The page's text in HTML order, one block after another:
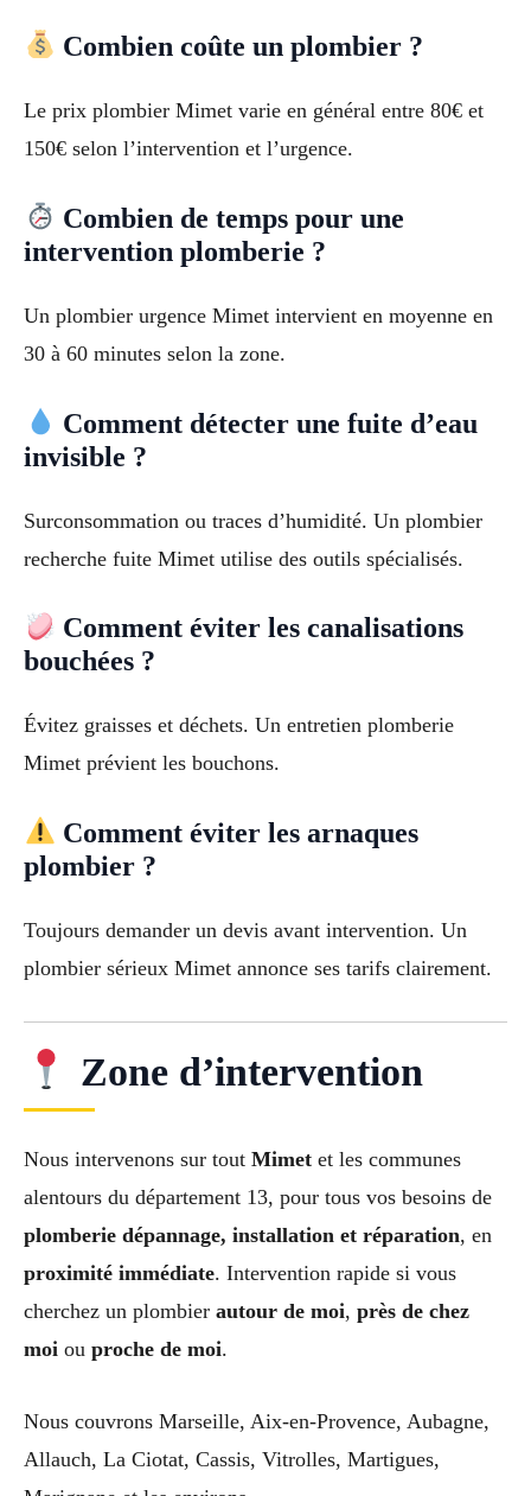
Combien coûte un plombier ?
Le prix plombier Mimet varie en général entre 80€ et
150€ selon l’intervention et l’urgence.
Combien de temps pour une
intervention plomberie ?
Un plombier urgence Mimet intervient en moyenne en
30 à 60 minutes selon la zone.
Comment détecter une fuite d’eau
invisible ?
Surconsommation ou traces d’humidité. Un plombier
recherche fuite Mimet utilise des outils spécialisés.
Comment éviter les canalisations
bouchées ?
Évitez graisses et déchets. Un entretien plomberie
Mimet prévient les bouchons.
Comment éviter les arnaques
plombier ?
Toujours demander un devis avant intervention. Un
plombier sérieux Mimet annonce ses tarifs clairement.
Zone d’intervention
Nous intervenons sur tout Mimet et les communes
alentours du département 13, pour tous vos besoins de
plomberie dépannage, installation et réparation, en
proximité immédiate. Intervention rapide si vous
cherchez un plombier autour de moi, près de chez
moi ou proche de moi.
Nous couvrons Marseille, Aix-en-Provence, Aubagne,
Allauch, La Ciotat, Cassis, Vitrolles, Martigues,